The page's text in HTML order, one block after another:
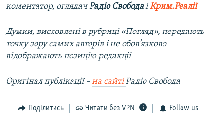
коментатор, оглядачРадіо СвободаіКрим.Реалії
Думки, висловлені в рубриці «Погляд», передають
точку зору самих авторів і не обов’язково
відображають позицію редакції
Оригінал публікації – на сайтіРадіо Свобода
Поділитись Читати без VPN Follow us